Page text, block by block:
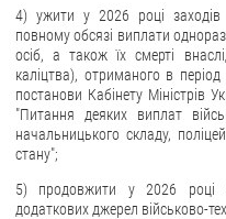
4) ужити у 2026 році
повному обсязі виплати
осіб, а також їх смерті
каліцтва), отриманого в
постанови Кабінету
"Питання деяких виплат
начальницького складу,
стану";
5) продовжити у 2026 році
додаткових джерел військово-